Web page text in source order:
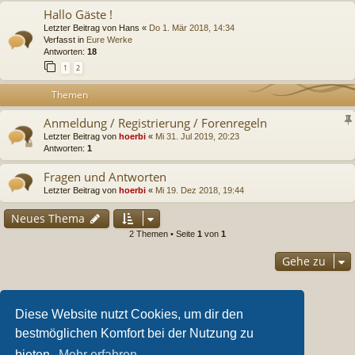
Diese Website nutzt Cookies, um dir den
bestmöglichen Komfort bei der Nutzung zu
Hallo Gäste !
Letzter Beitrag von Hans « Do 1. Mär 2018, 14:34
Verfasst in Eure Werke
Antworten: 18
1 2
Themen
Anmeldung / Registrierung / Forenregeln
Letzter Beitrag von hoerbi « Mi 31. Jul 2019, 20:23
Antworten: 1
Fragen und Antworten
Letzter Beitrag von hoerbi « Mi 19. Dez 2018, 19:44
Neues Thema
2 Themen • Seite 1 von 1
Gehe zu
Du darfstkeineneuen Themen in diesem Forum erstellen.
Du darfstkeineAntworten zu Themen in diesem Forum erstellen.
Du darfst deine Beiträge in diesem Forum nicht ändern.
Du darfst deine Beiträge in diesem Forum